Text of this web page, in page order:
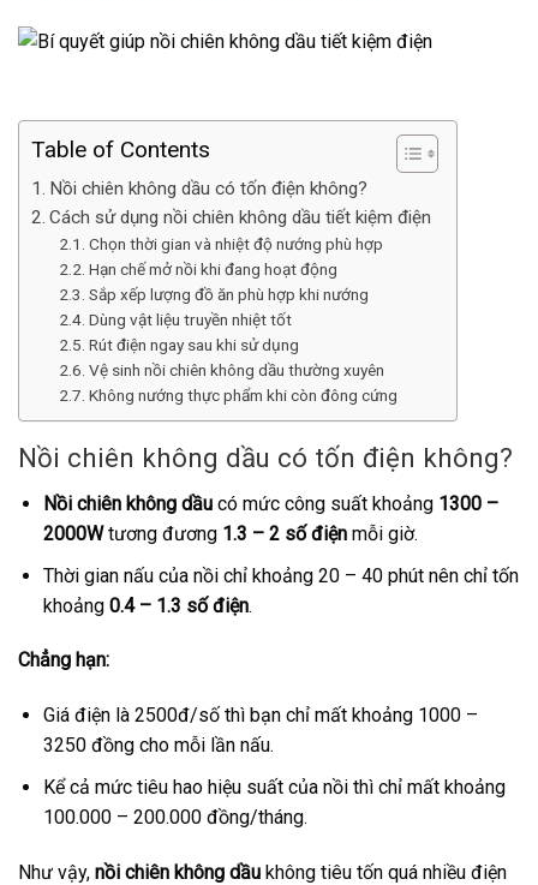
Table of Contents
Nồi chiên không dầu có tốn điện không?
Cách sử dụng nồi chiên không dầu tiết kiệm điện
Chọn thời gian và nhiệt độ nướng phù hợp
Hạn chế mở nồi khi đang hoạt động
Sắp xếp lượng đồ ăn phù hợp khi nướng
Dùng vật liệu truyền nhiệt tốt
Rút điện ngay sau khi sử dụng
Vệ sinh nồi chiên không dầu thường xuyên
Không nướng thực phẩm khi còn đông cứng
Nồi chiên không dầu có tốn điện không?
Nồi chiên không dầucó mức công suất khoảng 1300 –
2000Wtương đương 1.3 – 2 số điệnmỗi giờ.
Thời gian nấu của nồi chỉ khoảng 20 – 40 phút nên chỉ tốn
khoảng 0.4 – 1.3 số điện.
Chẳng hạn:
Giá điện là 2500đ/số thì bạn chỉ mất khoảng 1000 –
3250 đồng cho mỗi lần nấu.
Kể cả mức tiêu hao hiệu suất của nồi thì chỉ mất khoảng
100.000 – 200.000 đồng/tháng.
Như vậy, nồi chiên không dầu không tiêu tốn quá nhiều điện